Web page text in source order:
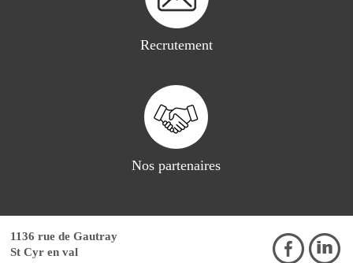
Recrutement
Nos partenaires
1136 rue de Gautray
St Cyr en val